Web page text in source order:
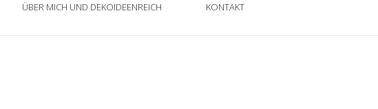
ÜBER MICH UND DEKOIDEENREICH KONTAKT